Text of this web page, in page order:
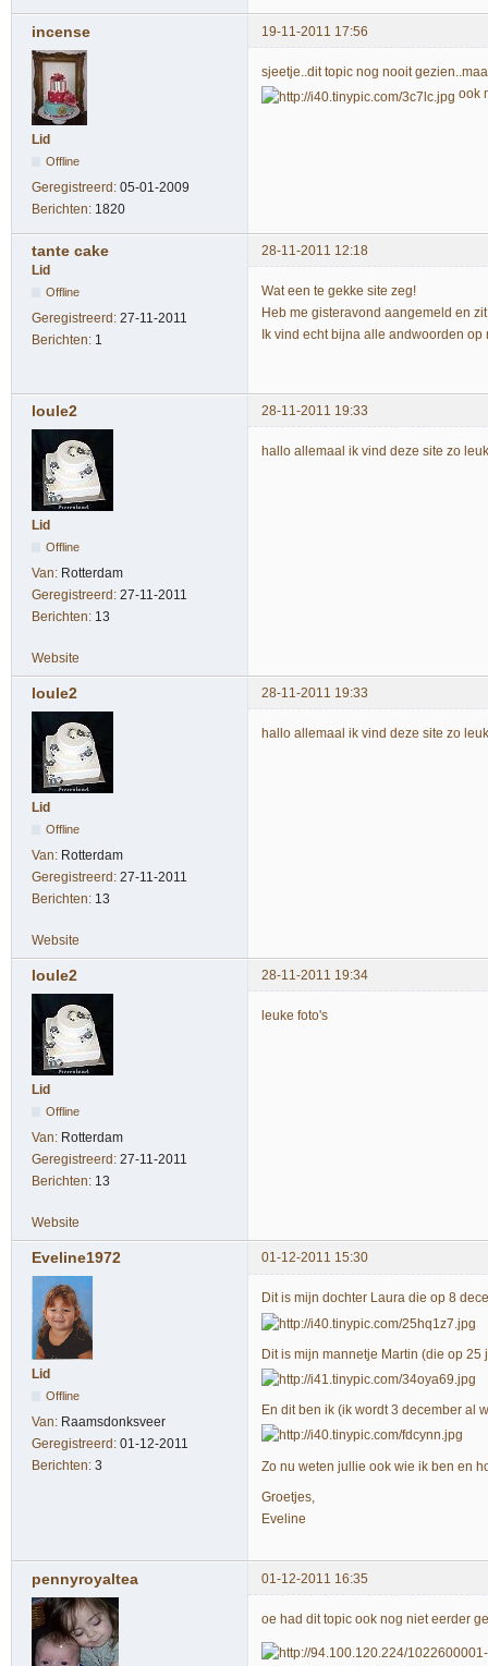
incense 19-11-2011 17:56
Lid
Offline
Geregistreerd: 05-01-2009
Berichten: 1820
sjeetje..dit topic nog nooit
ook
tante cake
28-11-2011 12:18
Lid
Offline
Geregistreerd: 27-11-2011
Berichten: 1
Wat een te gekke site zeg!
Heb me gisteravond aangemeld en
Ik vind echt bijna alle andwoorden op
loule2 28-11-2011 19:33
Lid
Offline
Van: Rotterdam
Geregistreerd: 27-11-2011
Berichten: 13
hallo allemaal ik vind deze site zo
Website
loule2 28-11-2011 19:33
Lid
Offline
Van: Rotterdam
Geregistreerd: 27-11-2011
Berichten: 13
hallo allemaal ik vind deze site zo
Website
loule2 28-11-2011 19:34
Lid
Offline
Van: Rotterdam
Geregistreerd: 27-11-2011
Berichten: 13
leuke foto's
Website
Eveline1972 01-12-2011 15:30
Lid
Offline
Van: Raamsdonksveer
Geregistreerd: 01-12-2011
Berichten: 3
Dit is mijn dochter Laura die op 8
Dit is mijn mannetje Martin (die op
En dit ben ik (ik wordt 3 december al
Zo nu weten jullie ook wie ik ben en
Groetjes,
Eveline
pennyroyaltea 01-12-2011 16:35
oe had dit topic ook nog niet eerder